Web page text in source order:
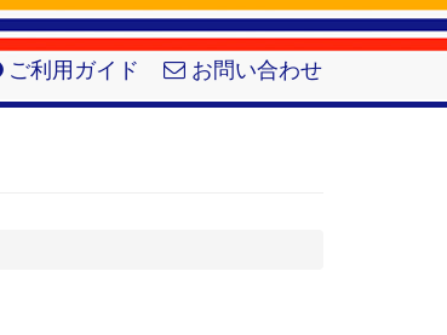
ご利用ガイド お問い合わせ